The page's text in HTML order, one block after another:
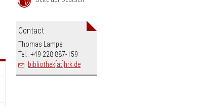
Contact
Thomas Lampe
Tel.: +49 228 887-159
bibliothek[at]hrk.de